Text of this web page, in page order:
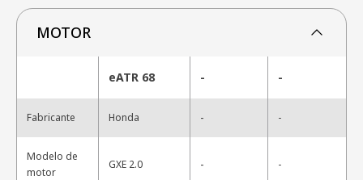
MOTOR
eATR 68 - -
Fabricante Honda - -
Modelo de
motor
GXE 2.0 - -